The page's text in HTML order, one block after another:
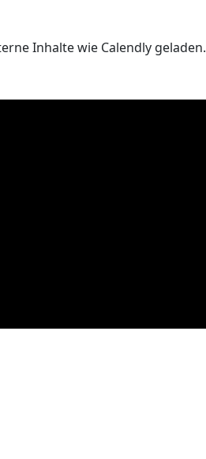
Inhalte wie Calendly geladen.